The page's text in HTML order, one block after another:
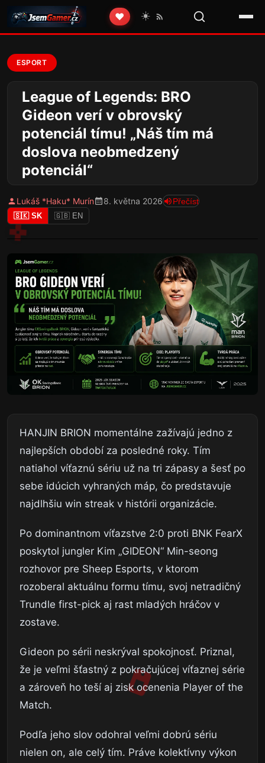
❤️ ☀️
ESPORT
League of Legends: BRO
Gideon verí v obrovský
potenciál tímu! „Náš tím má
doslova neobmedzený
potenciál“
Lukáš *Haku* Murín 8. května 2026 Přečíst
🇸🇰 SK 🇬🇧 EN
HANJIN BRION momentálne zažívajú jedno z
najlepších období za posledné roky. Tím
natiahol víťaznú sériu už na tri zápasy a šesť po
sebe idúcich vyhraných máp, čo predstavuje
najdlhšiu win streak v histórii organizácie.
Po dominantnom víťazstve 2:0 proti BNK FearX
poskytol jungler Kim „GIDEON“ Min-seong
rozhovor pre Sheep Esports, v ktorom
rozoberal aktuálnu formu tímu, svoj netradičný
Trundle first-pick aj rast mladých hráčov v
zostave.
Gideon po sérii neskrýval spokojnosť. Priznal,
že je veľmi šťastný z pokračujúcej víťaznej série
a zároveň ho teší aj zisk ocenenia Player of the
Match.
Podľa jeho slov odohral veľmi dobrú sériu
nielen on, ale celý tím. Práve kolektívny výkon